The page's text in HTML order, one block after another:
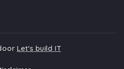
Let's build IT